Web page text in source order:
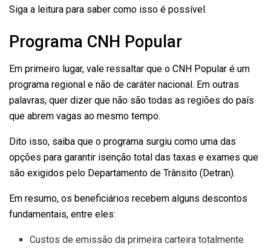
Siga a leitura para saber como isso é possível.
Programa CNH Popular
Em primeiro lugar, vale ressaltar que o CNH Popular é um
programa regional e não de caráter nacional. Em outras
palavras, quer dizer que não são todas as regiões do país
que abrem vagas ao mesmo tempo.
Dito isso, saiba que o programa surgiu como uma das
opções para garantir isenção total das taxas e exames que
são exigidos pelo Departamento de Trânsito (Detran).
Em resumo, os beneficiários recebem alguns descontos
fundamentais, entre eles:
Custos de emissão da primeira carteira totalmente